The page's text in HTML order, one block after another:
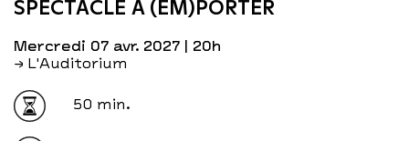
SPECTACLE À (EM)PORTER
mercredi 07 avr. 2027 | 20h
→ L'Auditorium
50 min.